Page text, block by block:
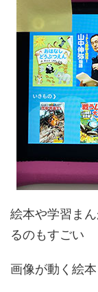
絵本や学習ま
るのもすごい
画像が動く絵